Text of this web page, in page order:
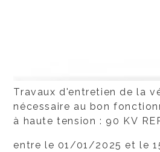
Travaux d'entretien de la
nécessaire au bon
à haute tension : 90 KV
entre le 01/01/2025 et le